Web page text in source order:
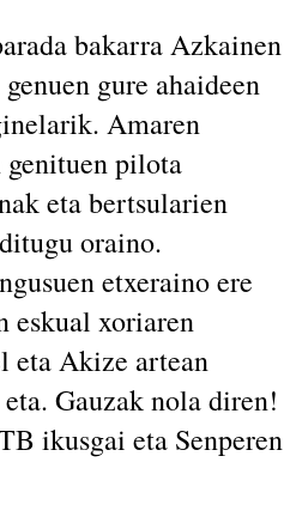
bakarra Azkainen
gure ahaideen
Amaren
genituen pilota
eta bertsularien
oraino.
etxeraino ere
eskual xoriaren
eta Akize artean
Gauzak nola diren!
ikusgai eta Senperen